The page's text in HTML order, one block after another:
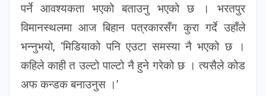
पर्ने आवश्यकता भएको बताउनु भएको छ । भरतपुर
विमानस्थलमा आज बिहान पत्रकारसँग कुरा गर्दे उहाँले
भन्नुभयो, ‘मिडियाको पनि एउटा समस्या नै भएको छ ।
कहिले काही त उल्टो पाल्टो नै हुने गरेको छ । त्यसैले कोड
अफ कन्डक बनाउनुस ।’